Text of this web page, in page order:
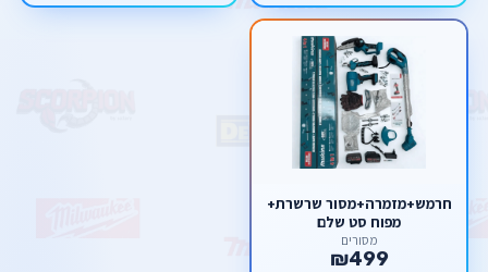
חרמש+מזמרה+מסור שרשרת+
מפוח סט שלם
מסורים
₪499